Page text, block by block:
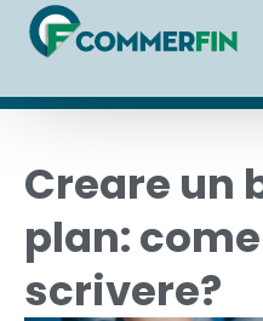
Creare un
plan:
scrivere?